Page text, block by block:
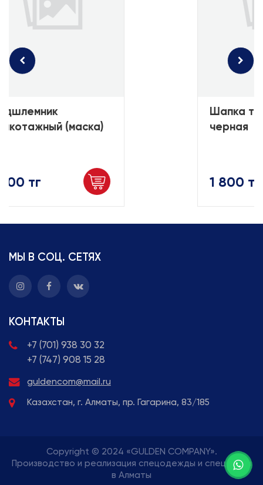
(маска)
тг
Шапка
черная
1 800 тг
МЫ В СОЦ. СЕТЯХ
КОНТАКТЫ
+7 (701) 938 30 32
+7 (747) 908 15 28
guldencom@mail.ru
Казахстан, г. Алматы, пр. Гагарина, 83/185
Copyright © 2024 «GULDEN COMPANY».
Производство и реализация спецодежды и спецобуви
в Алматы